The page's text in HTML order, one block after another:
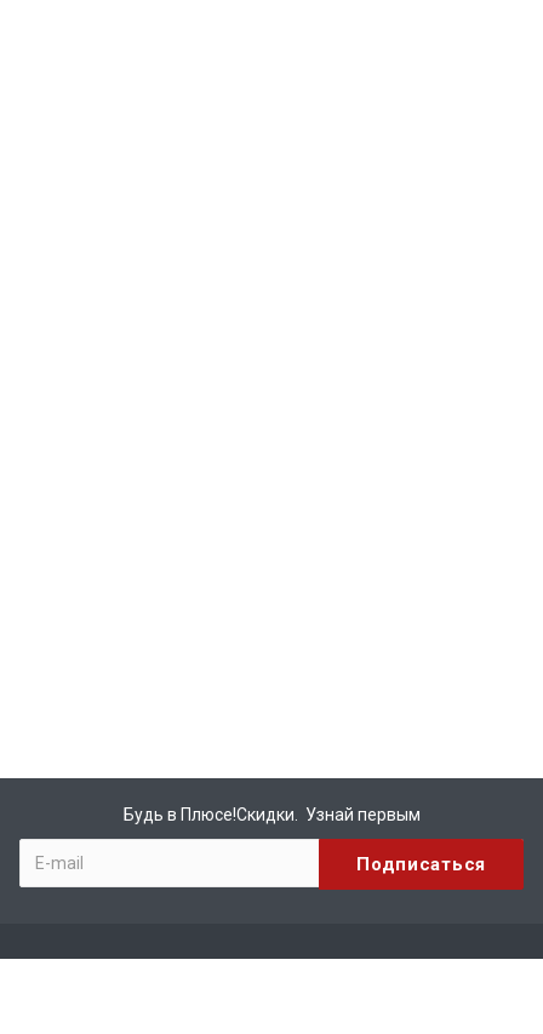
Будь в Плюсе!Скидки. Узнай первым